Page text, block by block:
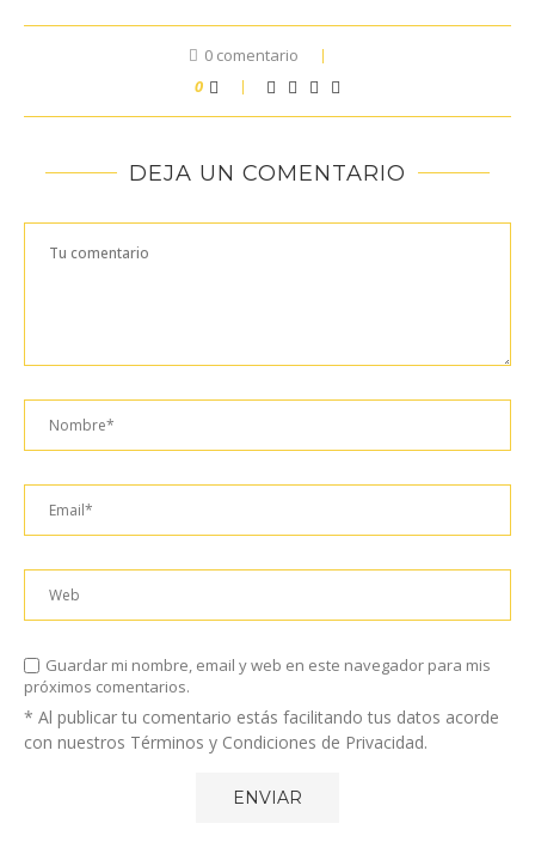
0 comentario
0
DEJA UN COMENTARIO
Guardar mi nombre, email y web en este navegador para mis
próximos comentarios.
* Al publicar tu comentario estás facilitando tus datos acorde
con nuestros Términos y Condiciones de Privacidad.